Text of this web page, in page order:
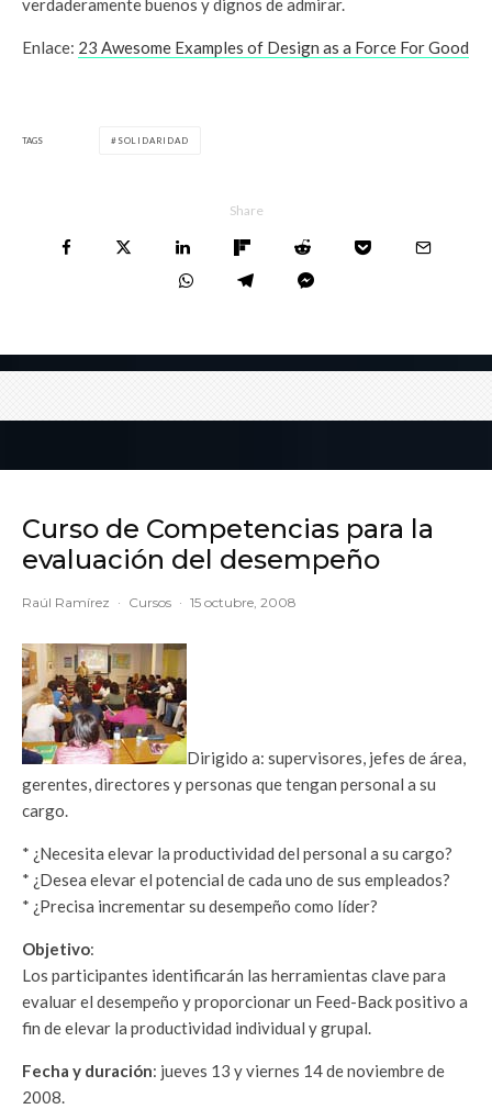
verdaderamente buenos y dignos de admirar.
Enlace: 23 Awesome Examples of Design as a Force For Good
TAGS SOLIDARIDAD
Share
Curso de Competencias para la
evaluación del desempeño
Raúl Ramírez · Cursos · 15 octubre, 2008
Dirigido a: supervisores, jefes de área,
gerentes, directores y personas que tengan personal a su
cargo.
* ¿Necesita elevar la productividad del personal a su cargo?
* ¿Desea elevar el potencial de cada uno de sus empleados?
* ¿Precisa incrementar su desempeño como líder?
Objetivo:
Los participantes identificarán las herramientas clave para
evaluar el desempeño y proporcionar un Feed-Back positivo a
fin de elevar la productividad individual y grupal.
Fecha y duración: jueves 13 y viernes 14 de noviembre de
2008.